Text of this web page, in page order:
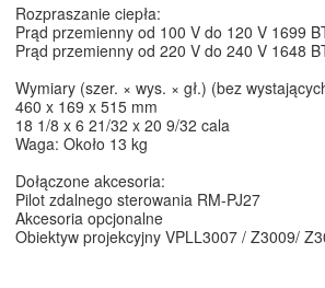
Rozpraszanie ciepła:
Prąd przemienny od 100 V do 120 V 1699
Prąd przemienny od 220 V do 240 V 1648
Wymiary (szer. × wys. × gł.) (bez
460 x 169 x 515 mm
18 1/8 x 6 21/32 x 20 9/32 cala
Waga: Około 13 kg
Dołączone akcesoria:
Pilot zdalnego sterowania RM-PJ27
Akcesoria opcjonalne
Obiektyw projekcyjny VPLL3007 / Z3009/